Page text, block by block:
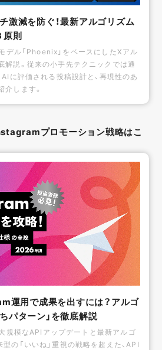
激減を防ぐ！最新アルゴリズム
原則
デル「Phoenix」をベースにしたXアル
解説。従来の小手先テクニックでは通
に評価される投稿設計と、再現性のあ
します。
プロモーション戦略はこ
用で成果を出すには？アルゴ
パターン」を徹底解説
規模なAPIアップデートと最新アルゴ
の「いいね」重視の戦略を超えた、API